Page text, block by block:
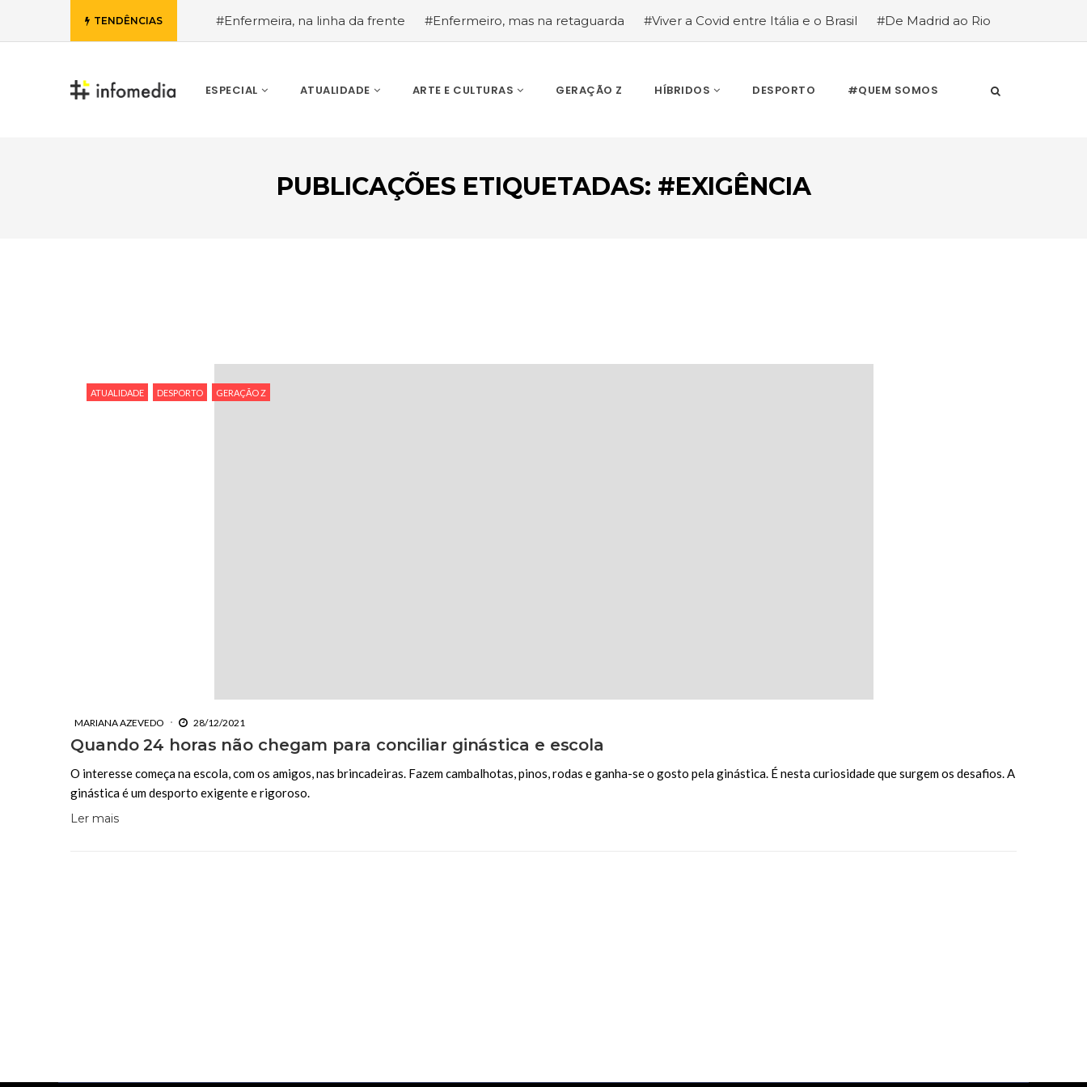
TENDÊNCIAS #Enfermeira, na linha da frente #Enfermeiro, mas na retaguarda #Viver a Covid entre Itália e o Brasil
#De Madrid ao Rio
ESPECIAL ATUALIDADE ARTE E CULTURAS GERAÇÃO Z HÍBRIDOS DESPORTO #QUEM SOMOS
PUBLICAÇÕES ETIQUETADAS: #EXIGÊNCIA
ATUALIDADE DESPORTO GERAÇÃO Z
MARIANA AZEVEDO 28/12/2021
Quando 24 horas não chegam para conciliar ginástica e escola
O interesse começa na escola, com os amigos, nas brincadeiras. Fazem cambalhotas, pinos, rodas e ganha-se o gosto pela ginástica. É nesta curiosidade que surgem os desafios. A
ginástica é um desporto exigente e rigoroso.
Ler mais